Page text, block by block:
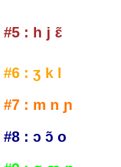
: h j ɛ̃
: ʒ k l
: m n ɲ
: ɔ ɔ̃ o